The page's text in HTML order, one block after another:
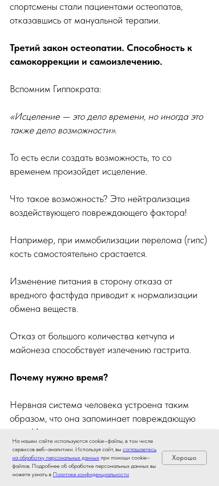
спортсмены стали пациентами остеопатов,
отказавшись от мануальной терапии.
Третий закон остеопатии. Способность к
самокоррекции и самоизлечению.
Вспомним Гиппократа:
«Исцеление — это дело времени, но иногда это
также дело возможности».
То есть если создать возможность, то со
временем произойдет исцеление.
Что такое возможность? Это нейтрализация
воздействующего повреждающего фактора!
Например, при иммобилизации перелома (гипс)
кость самостоятельно срастается.
Изменение питания в сторону отказа от
вредного фастфуда приводит к нормализации
обмена веществ.
Отказ от большого количества кетчупа и
майонеза способствует излечению гастрита.
Почему нужно время?
Нервная система человека устроена таким
образом, что она запоминает повреждающую
силу. Инерция повреждения сохраняется в
тканях. Необходим временной промежуток,
чтобы тело перепрограммировалось на
здоровье.
На нашем сайте используются cookie–файлы, в том числе
сервисов веб–аналитики. Используя сайт, вы соглашаетесь
на обработку персональных данных при помощи cookie–
файлов. Подробнее об обработке персональных данных вы
можете узнать в Политике конфиденциальности
Хорошо